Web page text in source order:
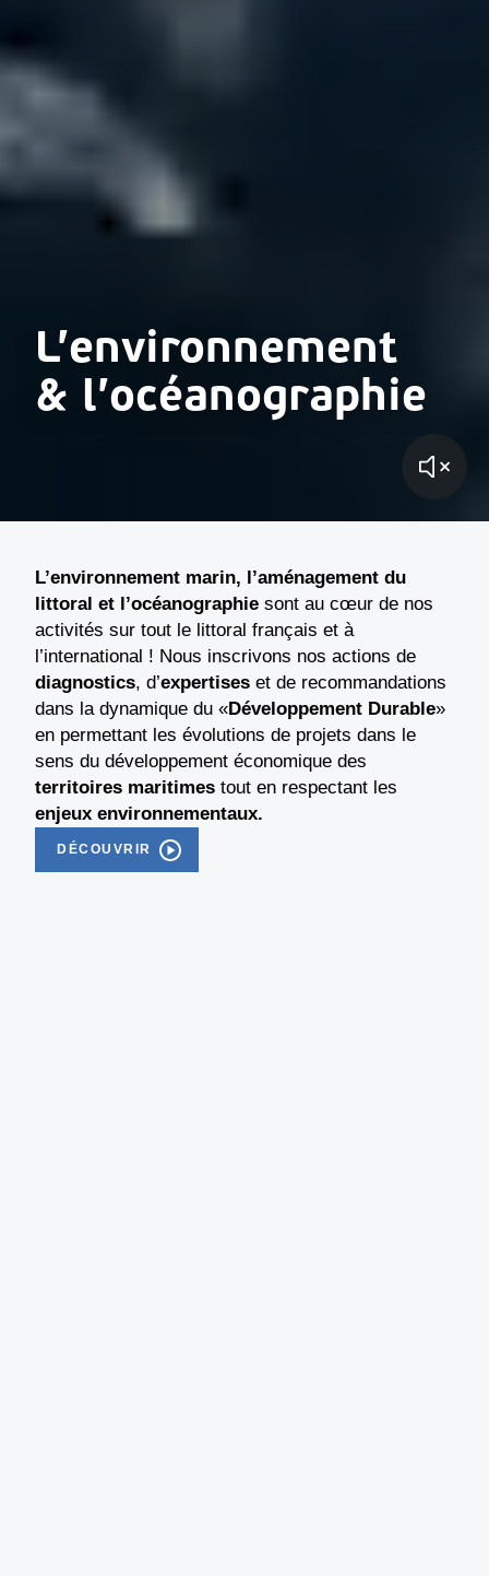
L’environnement
& l’océanographie
L’environnement marin, l’aménagement du
littoral et l’océanographie sont au cœur de nos
activités sur tout le littoral français et à
l’international ! Nous inscrivons nos actions de
diagnostics, d’expertises et de recommandations
dans la dynamique du «Développement Durable»
en permettant les évolutions de projets dans le
sens du développement économique des
territoires maritimes tout en respectant les
enjeux environnementaux.
DÉCOUVRIR